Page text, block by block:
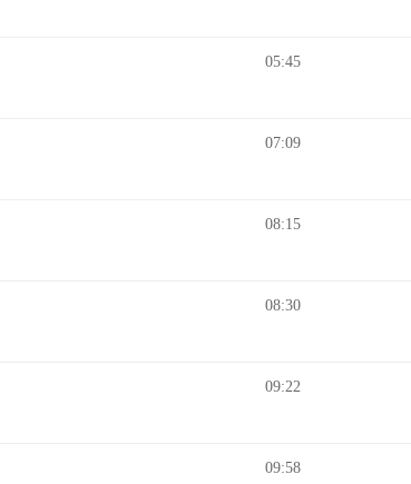
05:45
07:09
08:15
08:30
09:22
09:58